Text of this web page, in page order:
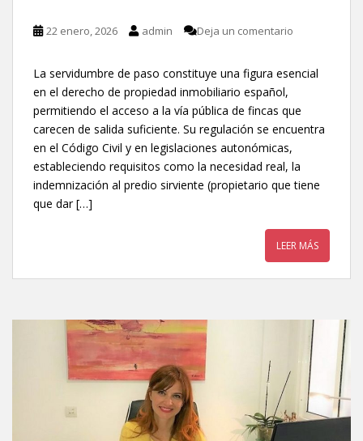
22 enero, 2026 admin Deja un comentario
La servidumbre de paso constituye una figura esencial
en el derecho de propiedad inmobiliario español,
permitiendo el acceso a la vía pública de fincas que
carecen de salida suficiente. Su regulación se encuentra
en el Código Civil y en legislaciones autonómicas,
estableciendo requisitos como la necesidad real, la
indemnización al predio sirviente (propietario que tiene
que dar […]
LEER MÁS